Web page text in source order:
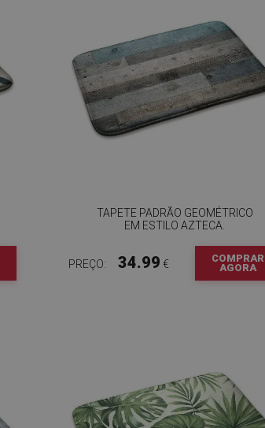
TAPETE PADRÃO GEOMÉTRICO
EM ESTILO AZTECA.
PREÇO: 34.99 €
COMPRAR
AGORA